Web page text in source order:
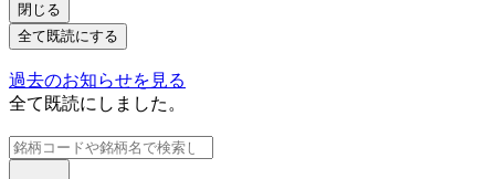
閉じる
全て既読にする
過去のお知らせを見る
全て既読にしました。